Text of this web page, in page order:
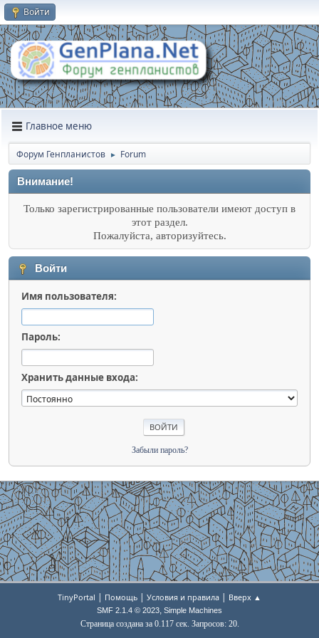
Войти
Главное меню
Форум Генпланистов ► Forum
Внимание!
Только зарегистрированные пользователи имеют доступ в
этот раздел.
Пожалуйста, авторизуйтесь.
Войти
Имя пользователя:
Пароль:
Хранить данные входа:
Забыли пароль?
TinyPortal | Помощь | Условия и правила | Вверх ▲
SMF 2.1.4 © 2023, Simple Machines
Страница создана за 0.117 сек. Запросов: 20.